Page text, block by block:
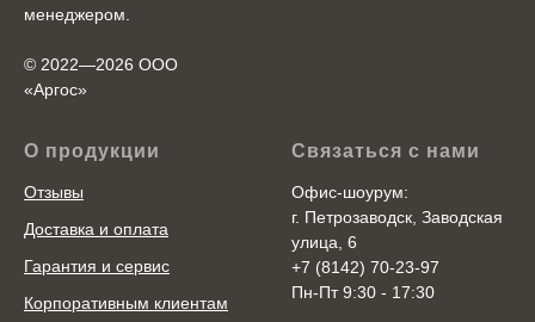
менеджером.
© 2022—2026 ООО
«Аргоc»
О продукции
Отзывы
Доставка и оплата
Гарантия и сервис
Корпоративным клиентам
Связаться с нами
Офис-шоурум:
г. Петрозаводск, Заводская
улица, 6
+7 (8142) 70-23-97
Пн-Пт 9:30 - 17:30